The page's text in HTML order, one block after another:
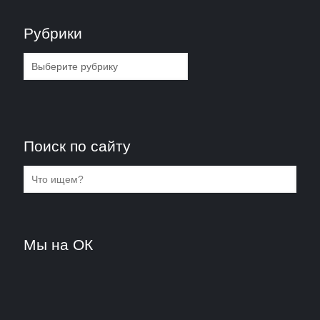
Рубрики
Рубрики
Поиск по сайту
Мы на ОК